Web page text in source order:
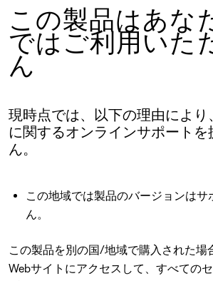
この製品はあな
ではご利用いた
ん
現時点では、以下の理由により
に関するオンラインサポート
ん。
この地域では製品のバージョンはサ
ん。
この製品を別の国/地域で購入された場
Webサイトにアクセスして、すべての